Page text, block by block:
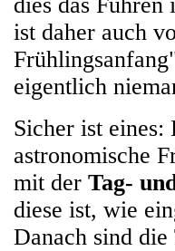
ist daher auch
eigentlich
Sicher ist eines:
astronomische
mit der Tag-
diese ist, wie
Danach sind